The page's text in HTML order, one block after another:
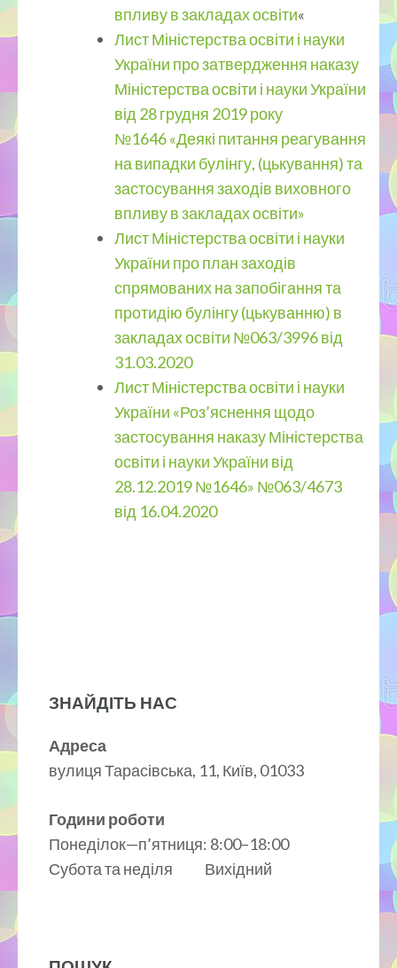
впливу в закладах освіти«
Лист Міністерства освіти і науки
України про затвердження наказу
Міністерства освіти і науки України
від 28 грудня 2019 року
№1646 «Деякі питання реагування
на випадки булінгу, (цькування) та
застосування заходів виховного
впливу в закладах освіти»
Лист Міністерства освіти і науки
України про план заходів
спрямованих на запобігання та
протидію булінгу (цькуванню) в
закладах освіти №063/3996 від
31.03.2020
Лист Міністерства освіти і науки
України «Роз’яснення щодо
застосування наказу Міністерства
освіти і науки України від
28.12.2019 №1646» №063/4673
від 16.04.2020
ЗНАЙДІТЬ НАС
Адреса
вулиця Тарасівська, 11, Київ, 01033
Години роботи
Понеділок—п’ятниця: 8:00–18:00
Субота та неділя Вихідний